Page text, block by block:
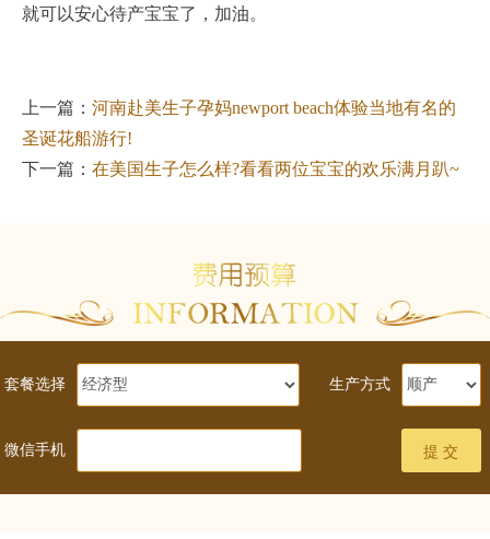
就可以安心待产宝宝了，加油。
上一篇： 河南赴美生子孕妈newport beach体验当地有名的
圣诞花船游行!
下一篇： 在美国生子怎么样?看看两位宝宝的欢乐满月趴~
套餐选择 生产方式
微信手机